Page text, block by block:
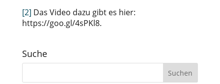
[2] Das Video dazu gibt es hier:
https://goo.gl/4sPKl8.
Suche